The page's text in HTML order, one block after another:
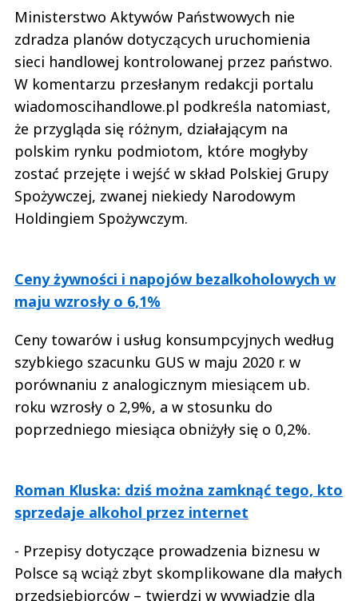
Ministerstwo Aktywów Państwowych nie
zdradza planów dotyczących uruchomienia
sieci handlowej kontrolowanej przez państwo.
W komentarzu przesłanym redakcji portalu
wiadomoscihandlowe.pl podkreśla natomiast,
że przygląda się różnym, działającym na
polskim rynku podmiotom, które mogłyby
zostać przejęte i wejść w skład Polskiej Grupy
Spożywczej, zwanej niekiedy Narodowym
Holdingiem Spożywczym.
Ceny żywności i napojów bezalkoholowych w
maju wzrosły o 6,1%
Ceny towarów i usług konsumpcyjnych według
szybkiego szacunku GUS w maju 2020 r. w
porównaniu z analogicznym miesiącem ub.
roku wzrosły o 2,9%, a w stosunku do
poprzedniego miesiąca obniżyły się o 0,2%.
Roman Kluska: dziś można zamknąć tego, kto
sprzedaje alkohol przez internet
- Przepisy dotyczące prowadzenia biznesu w
Polsce są wciąż zbyt skomplikowane dla małych
przedsiębiorców – twierdzi w wywiadzie dla